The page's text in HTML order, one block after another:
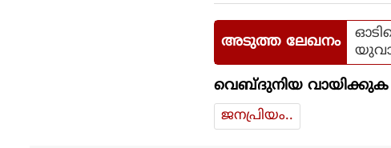
അടുത്ത ലേഖനം
വെബ്ദുനിയ വായിക്കുക
ജനപ്രിയം..